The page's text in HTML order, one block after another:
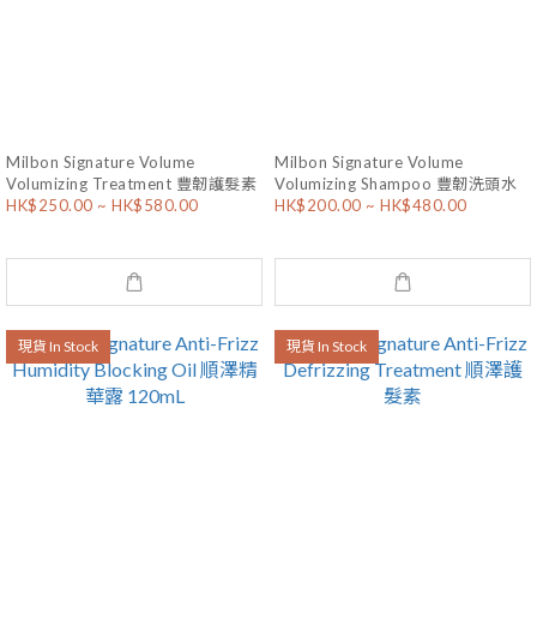
Milbon Signature Volume
Volumizing Treatment 豐韌護髮素
HK$250.00 ~ HK$580.00
Milbon Signature Volume
Volumizing Shampoo 豐韌洗頭水
HK$200.00 ~ HK$480.00
現貨 In Stock 現貨 In Stock